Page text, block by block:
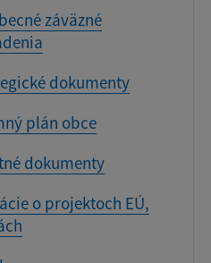
záväzné
dokumenty
plán obce
dokumenty
o projektoch EÚ,